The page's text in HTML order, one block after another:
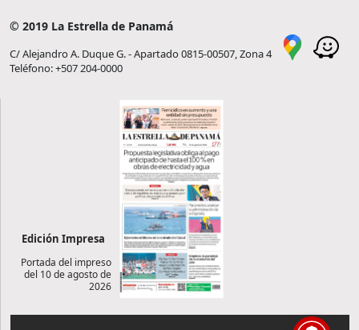
© 2019 La Estrella de Panamá
C/ Alejandro A. Duque G. - Apartado 0815-00507, Zona 4
Teléfono: +507 204-0000
Edición Impresa
Portada del impreso
del 10 de agosto de
2026